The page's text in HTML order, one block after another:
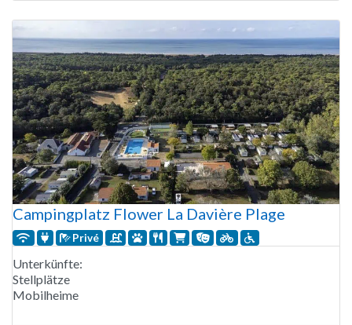
Absprache erlaubt. Der weitläufige Campingplatz liegt
anderthalb Kilometer vom Meer
Campingplatz Flower La Davière Plage
Privé
Unterkünfte:
Stellplätze
Mobilheime